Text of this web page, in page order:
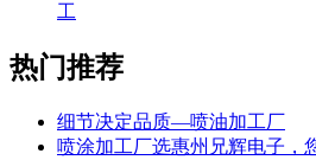
工
热门推荐
细节决定品质—喷油加工厂
喷涂加工厂选惠州兄辉电子，